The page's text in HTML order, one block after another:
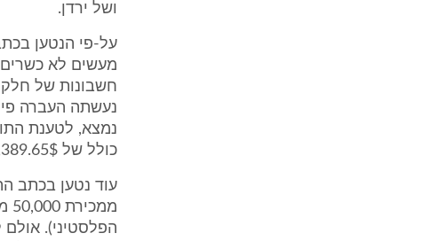
ושל ירדן.
מעשים לא
חשבונות של חלק
נמצא, לטענת
כולל של 31,389.65$.
הפלסטיני).